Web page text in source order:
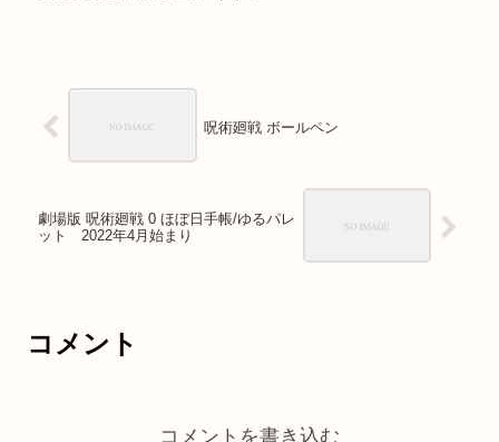
呪術廻戦 ボールペン
劇場版 呪術廻戦 0 ほぼ日手帳/ゆるパレ
ット 2022年4月始まり
コメント
コメントを書き込む